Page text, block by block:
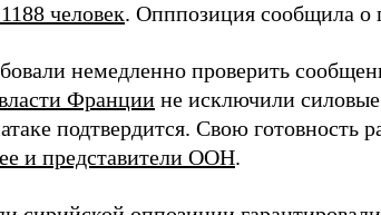
человек. Опппозиция сообщила о
немедленно проверить
Франции не исключили силовые
подтвердится. Свою готовность
и представители ООН.